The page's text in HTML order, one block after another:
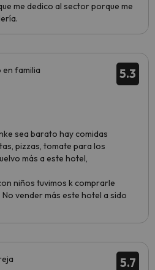
me dedico al sector porque me
5.3
en familia
sea barato hay comidas
pizzas, tomate para los
más a este hotel,
niños tuvimos k comprarle
vender más este hotel a sido
5.7